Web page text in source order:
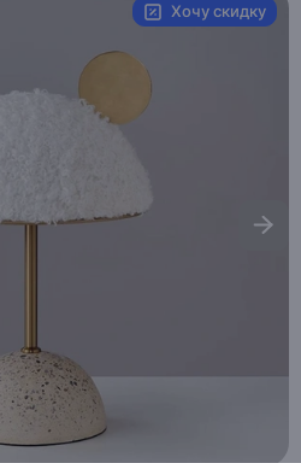
Хочу скидку